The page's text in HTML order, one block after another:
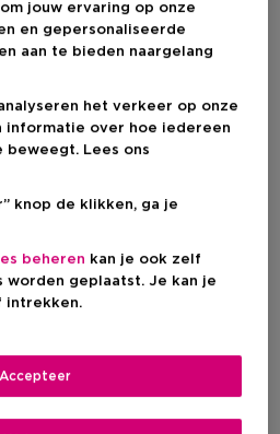
Brightening
SKINCARE Sisley lanceert
Formule Avancée.
is ook deze
alle huidtypen en doet hij
behoefte aan heeft.
zijn unieke formule op basis
Deze nieuwe versie van
Formule Avancée 's
zachte, masserende
droge huid van het
regenererend
jouw ervaring op onze
en gepersonaliseerde
aan te bieden naargelang
het verkeer op onze
informatie over hoe iedereen
beweegt. Lees ons
knop de klikken, ga je
beheren kan je ook zelf
worden geplaatst. Je kan je
intrekken.
Accepteer